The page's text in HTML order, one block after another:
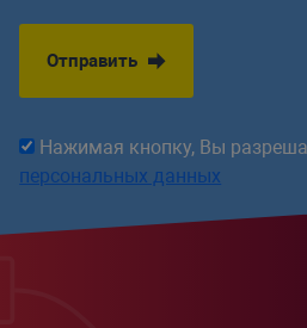
Отправить
Нажимая кнопку, Вы
персональных данных